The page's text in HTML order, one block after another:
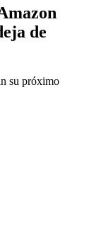
de
su próximo